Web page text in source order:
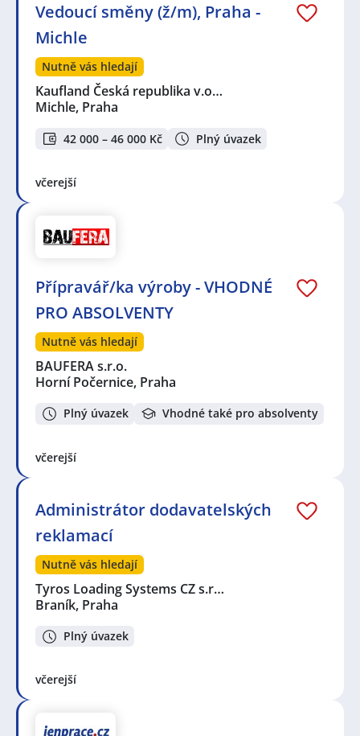
Vedoucí směny (ž/m), Praha -
Michle
Nutně vás hledají
Kaufland Česká republika v.o…
Michle, Praha
42 000 – 46 000 Kč Plný úvazek
včerejší
Přípravář/ka výroby - VHODNÉ
PRO ABSOLVENTY
Nutně vás hledají
BAUFERA s.r.o.
Horní Počernice, Praha
Plný úvazek Vhodné také pro absolventy
včerejší
Administrátor dodavatelských
reklamací
Nutně vás hledají
Tyros Loading Systems CZ s.r…
Braník, Praha
Plný úvazek
včerejší